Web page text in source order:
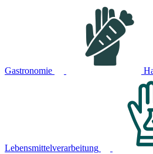
Gastronomie
Lebensmittelverarbeitung